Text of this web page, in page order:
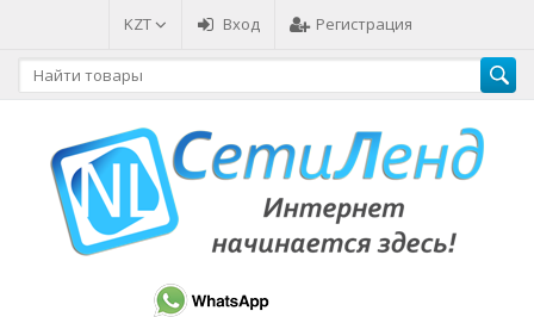
KZT Вход Регистрация